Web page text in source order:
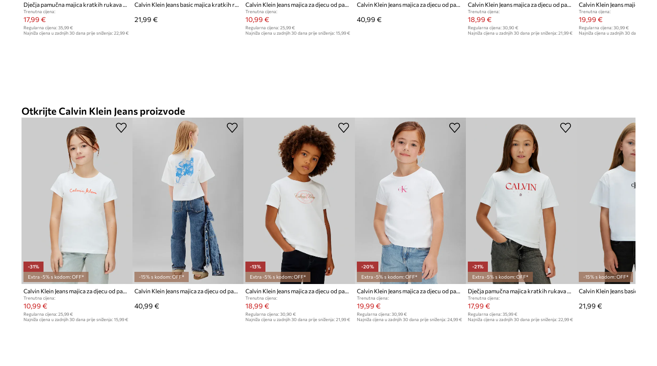
Trenutna cijena:
17,99 €
Regularna cijena: 35,99 €
Najniža cijena u zadnjih 30 dana prije sniženja: 22,99 €
21,99 €
Trenutna cijena:
10,99 €
Regularna cijena: 25,99 €
Najniža cijena u zadnjih 30 dana prije sniženja: 15,99 €
Calvin Klein Jeans majica za djecu od pamuka
40,99 €
Calvin Klein Jeans majica za djecu od pamuka
Trenutna cijena:
18,99 €
Regularna cijena:30,90 €
Najniža cijena u zadnjih 30 dana prije sniženja:21,99 €
Trenutna cijena:
19,99 €
Regularna cijena: 30,99 €
Najniža cijena u zadnjih 30 dana prije
Otkrijte Calvin Klein Jeans proizvode
-31%
Extra -5% s kodom: OFF*
Calvin Klein Jeans majica za djecu od pamuka
Trenutna cijena:
10,99 €
Regularna cijena: 25,99 €
Najniža cijena u zadnjih 30 dana prije sniženja: 15,99 €
-15% s kodom: OFF*
Calvin Klein Jeans majica za djecu od pamuka
40,99 €
-13%
Extra -5% s kodom: OFF*
Calvin Klein Jeans majica za djecu od pamuka
Trenutna cijena:
18,99 €
Regularna cijena: 30,90 €
Najniža cijena u zadnjih 30 dana prije sniženja: 21,99 €
-20%
Extra -5% s kodom: OFF*
Calvin Klein Jeans majica za djecu od pamuka
Trenutna cijena:
19,99 €
Regularna cijena: 30,99 €
Najniža cijena u zadnjih 30 dana prije sniženja: 24,99 €
-21%
Extra -5% s kodom: OFF*
Dječja pamučna majica kratkih rukava Calvin Klein Jeans
Trenutna cijena:
17,99 €
Regularna cijena:35,99 €
Najniža cijena u zadnjih 30 dana prije sniženja:22,99 €
-15% s kodom: OFF*
21,99 €